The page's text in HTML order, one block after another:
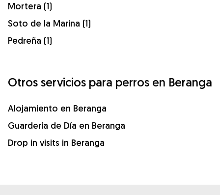
Mortera (1)
Soto de la Marina (1)
Pedreña (1)
Otros servicios para perros en Beranga
Alojamiento en Beranga
Guardería de Día en Beranga
Drop in visits in Beranga